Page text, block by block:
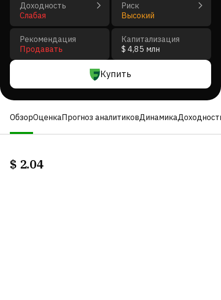
Доходность
Слабая
Риск
Высокий
Рекомендация
Продавать
Капитализация
$ 4,85 млн
Купить
ОбзорОценкаПрогноз аналитиковДинамика
$ 2.04